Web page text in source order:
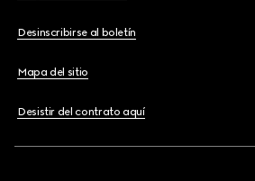
Desinscribirse al boletín
Mapa del sitio
Desistir del contrato aquí